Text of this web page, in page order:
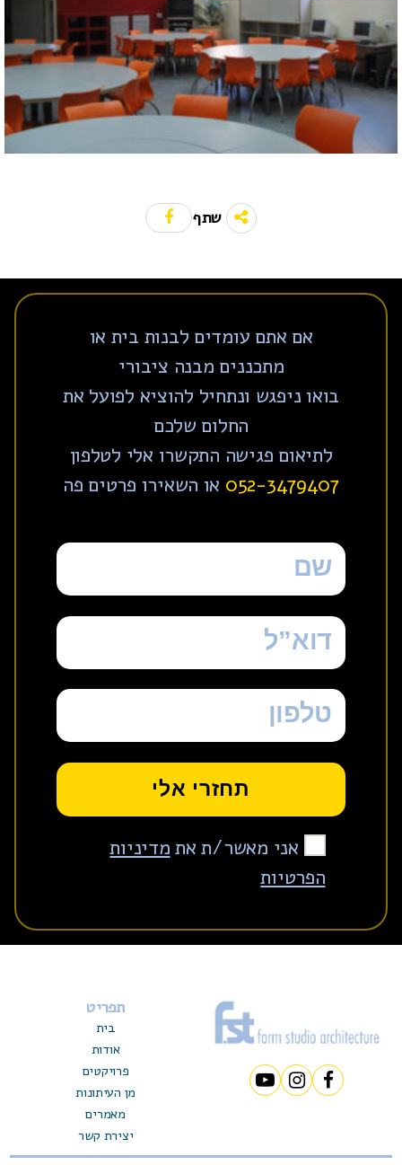
שתף
אם אתם עומדים לבנות בית או
מתכננים מבנה ציבורי
בואו ניפגש ונתחיל להוציא לפועל את
החלום שלכם
לתיאום פגישה התקשרו אלי לטלפון
052-3479407 או השאירו פרטים פה
אני מאשר/ת אתמדיניות
הפרטיות
תפריט
בית
אודות
פרויקטים
מן העיתונות
מאמרים
יצירת קשר